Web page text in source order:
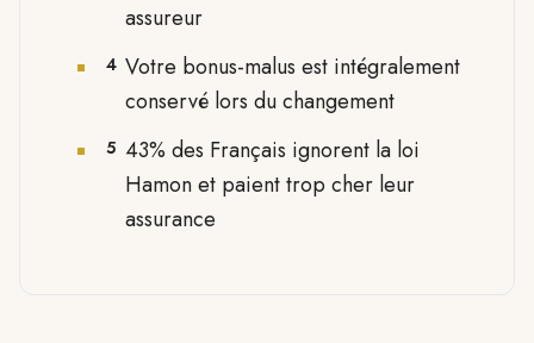
assureur
4 Votre bonus-malus est intégralement
conservé lors du changement
5 43% des Français ignorent la loi
Hamon et paient trop cher leur
assurance